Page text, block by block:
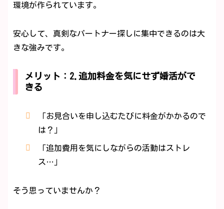
環境が作られています。
安心して、真剣なパートナー探しに集中できるのは大
きな強みです。
メリット：2.追加料金を気にせず婚活がで
きる
「お見合いを申し込むたびに料金がかかるので
は？」
「追加費用を気にしながらの活動はストレ
ス…」
そう思っていませんか？